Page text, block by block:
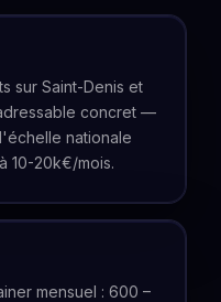
sur Saint-Denis et
concret —
nationale
10-20k€/mois.
mensuel : 600 –